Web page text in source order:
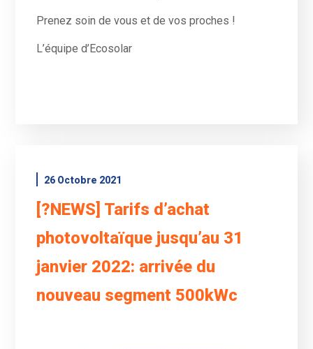
Prenez soin de vous et de vos proches !
L’équipe d’Ecosolar
26 Octobre 2021
[?NEWS] Tarifs d’achat
photovoltaïque jusqu’au 31
janvier 2022: arrivée du
nouveau segment 500kWc